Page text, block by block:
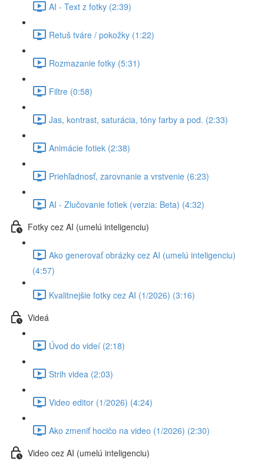
AI - Text z fotky (2:39)
Retuš tváre / pokožky (1:22)
Rozmazanie fotky (5:31)
Filtre (0:58)
Jas, kontrast, saturácia, tóny farby a pod. (2:33)
Animácie fotiek (2:38)
Priehľadnosť, zarovnanie a vrstvenie (6:23)
AI - Zlučovanie fotiek (verzia: Beta) (4:32)
Fotky cez AI (umelú inteligenciu)
Ako generovať obrázky cez AI (umelú inteligenciu)
(4:57)
Kvalitnejšie fotky cez AI (1/2026) (3:16)
Videá
Úvod do videí (2:18)
Strih videa (2:03)
Video editor (1/2026) (4:24)
Ako zmeniť hocičo na video (1/2026) (2:30)
Video cez AI (umelú inteligenciu)